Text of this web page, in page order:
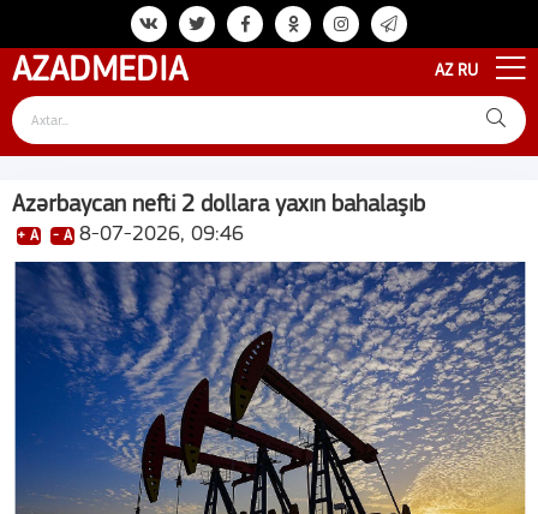
AZADMEDIA AZ RU
Azərbaycan nefti 2 dollara yaxın bahalaşıb
+ A - A 8-07-2026, 09:46